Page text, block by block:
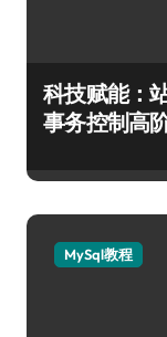
科技赋能：
事务控制高
MySql教程